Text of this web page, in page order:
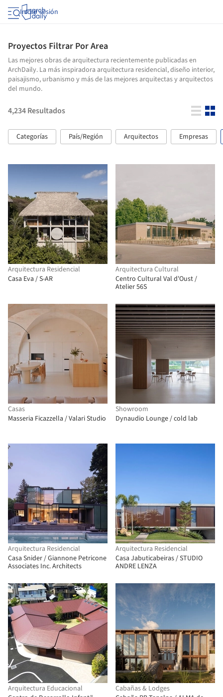
Iniciar sesión
Proyectos Filtrar Por Area
Las mejores obras de arquitectura recientemente publicadas en
ArchDaily. La más inspiradora arquitectura residencial, diseño interior,
paisajismo, urbanismo y más de las mejores arquitectas y arquitectos
del mundo.
4,234Resultados
Categorías País/Región Arquitectos Empresas
Arquitectura Residencial
Casa Eva / S-AR
Arquitectura Cultural
Centro Cultural Val d'Oust /
Atelier 56S
Casas
Masseria Ficazzella / Valari Studio
Showroom
Dynaudio Lounge / cold lab
Arquitectura Residencial
Casa Snider / Giannone Petricone
Associates Inc. Architects
Arquitectura Residencial
Casa Jabuticabeiras / STUDIO
ANDRE LENZA
Arquitectura Educacional
Cabañas & Lodges